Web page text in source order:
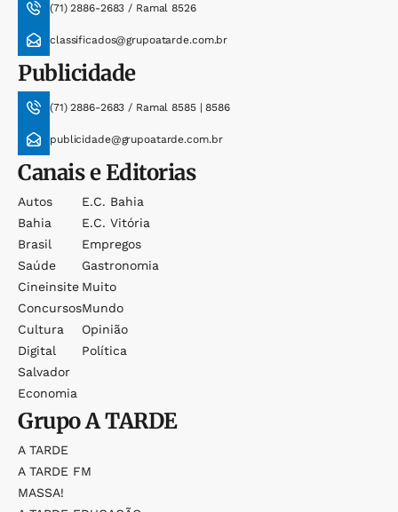
(71) 2886-2683 / Ramal 8526
classificados@grupoatarde.com.br
Publicidade
(71) 2886-2683 / Ramal 8585 | 8586
publicidade@grupoatarde.com.br
Canais e Editorias
Autos
Bahia
Brasil
Saúde
Cineinsite
Concursos
Cultura
Digital
Salvador
Economia
E.c. Bahia
E.c. Vitória
Empregos
Gastronomia
Muito
Mundo
Opinião
Política
GrupoA TARDE
A TARDE
A TARDE FM
MASSA!